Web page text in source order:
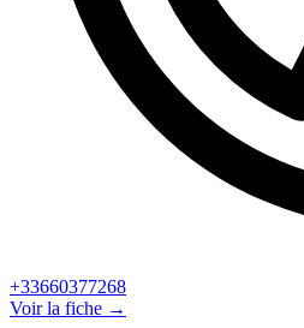
+33660377268
Voir la fiche →